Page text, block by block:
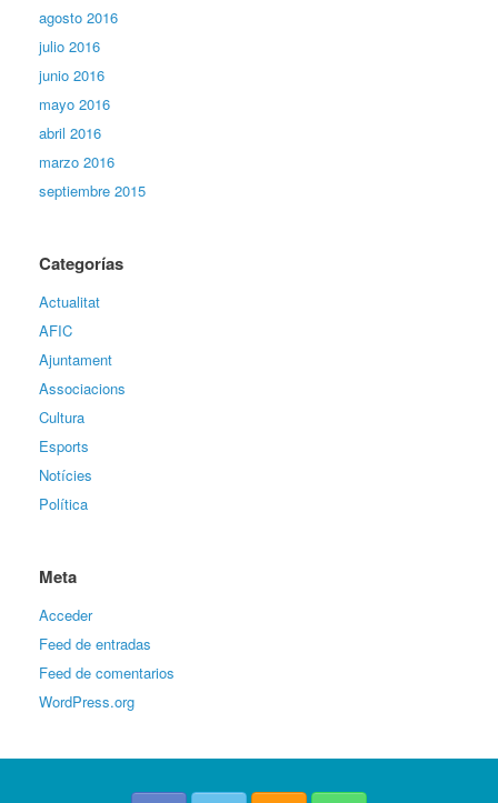
agosto 2016
julio 2016
junio 2016
mayo 2016
abril 2016
marzo 2016
septiembre 2015
Categorías
Actualitat
AFIC
Ajuntament
Associacions
Cultura
Esports
Notícies
Política
Meta
Acceder
Feed de entradas
Feed de comentarios
WordPress.org